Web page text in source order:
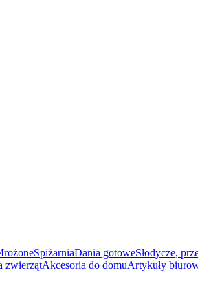
SpiżarniaDania gotoweSłodycze,
zwierzątAkcesoria do domuArtykuły